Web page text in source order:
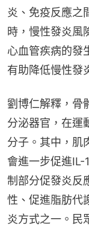
炎、免疫反應之
時，慢性發炎風
心血管疾病的發
有助降低慢性發
劉博仁解釋，骨
分泌器官，在運
分子。其中，肌
會進一步促進IL-
制部分促發炎反
性、促進脂肪代
炎方式之一。民